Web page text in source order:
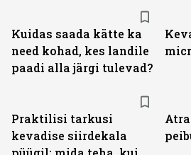
Kuidas saada kätte ka
need kohad, kes landile
paadi alla järgi tulevad?
Praktilisi tarkusi
kevadise siirdekala